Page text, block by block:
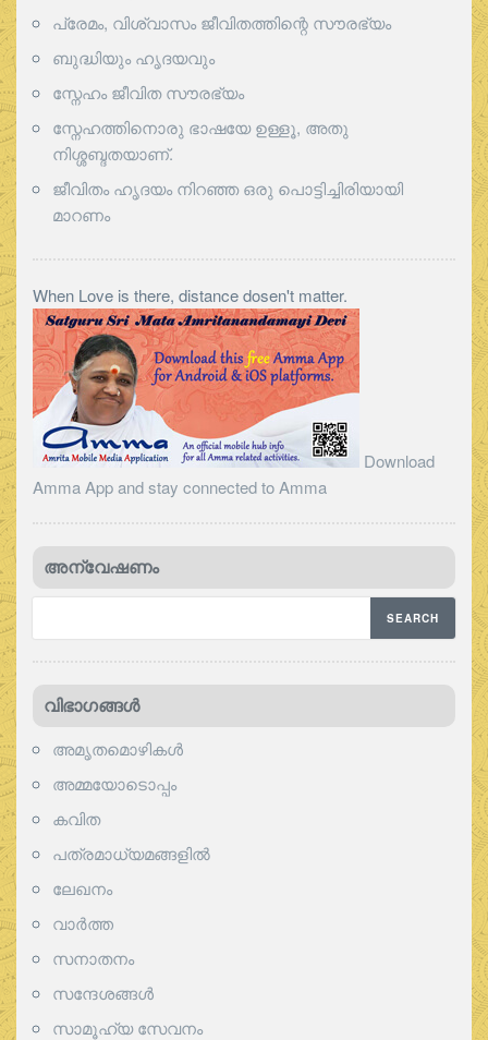
പ്രേമം, വിശ്വാസം ജീവിതത്തിന്റെ സൗരഭ്യം
ബുദ്ധിയും ഹൃദയവും
സ്നേഹം ജീവിത സൗരഭ്യം
സ്നേഹത്തിനൊരു ഭാഷയേ ഉള്ളൂ, അതു
നിശ്ശബ്ദതയാണ്.
ജീവിതം ഹൃദയം നിറഞ്ഞ ഒരു പൊട്ടിച്ചിരിയായി
മാറണം
When Love is there, distance dosen't matter.
Download
Amma App and stay connected to Amma
അന്വേഷണം
വിഭാഗങ്ങള്‍
അമൃതമൊഴികള്‍
അമ്മയോടൊപ്പം
കവിത
പത്രമാധ്യമങ്ങളില്‍
ലേഖനം
വാര്‍ത്ത
സനാതനം
സന്ദേശങ്ങൾ
സാമൂഹ്യ സേവനം